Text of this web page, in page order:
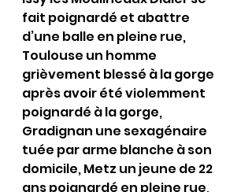
fait poignardé et abattre
d’une balle en pleine rue,
Toulouse un homme
grièvement blessé à la gorge
après avoir été violemment
poignardé à la gorge,
Gradignan une sexagénaire
tuée par arme blanche à son
domicile, Metz un jeune de 22
ans poignardé en pleine rue,